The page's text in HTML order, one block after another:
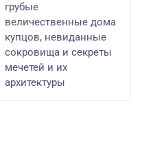
грубые
величественные дома
купцов, невиданные
сокровища и секреты
мечетей и их
архитектуры